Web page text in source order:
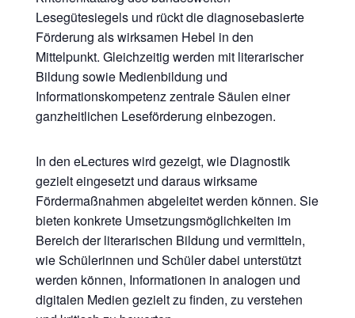
Lesegütesiegels und rückt die diagnosebasierte
Förderung als wirksamen Hebel in den
Mittelpunkt. Gleichzeitig werden mit literarischer
Bildung sowie Medienbildung und
Informationskompetenz zentrale Säulen einer
ganzheitlichen Leseförderung einbezogen.
​In den eLectures wird gezeigt, wie Diagnostik
gezielt eingesetzt und daraus wirksame
Fördermaßnahmen abgeleitet werden können. Sie
bieten konkrete Umsetzungsmöglichkeiten im
Bereich der literarischen Bildung und vermitteln,
wie Schülerinnen und Schüler dabei unterstützt
werden können, Informationen in analogen und
digitalen Medien gezielt zu finden, zu verstehen